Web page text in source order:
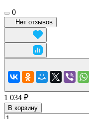
0
Нет отзывов
1 034 ₽
В корзину